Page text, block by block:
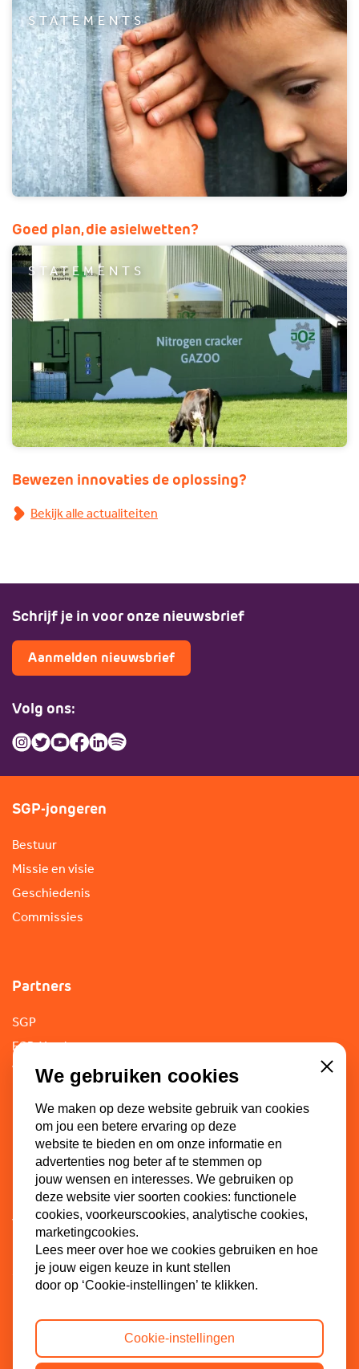
STATEMENTS
Goed plan, die asielwetten?
STATEMENTS
Bewezen innovaties de oplossing?
Bekijk alle actualiteiten
Schrijf je in voor onze nieuwsbrief
Aanmelden nieuwsbrief
Volg ons:
SGP-jongeren
Bestuur
Missie en visie
Geschiedenis
Commissies
Partners
SGP
ECP-Youth
WI-SGP
Doe mee
Lid worden
Vacatures
Doneren
Sponsoren
We gebruiken cookies
We maken op deze website gebruik van cookies
om jou een betere ervaring op deze
website te bieden en om onze informatie en
advertenties nog beter af te stemmen op
jouw wensen en interesses. We gebruiken op
deze website vier soorten cookies: functionele
cookies, voorkeurscookies, analytische cookies,
marketingcookies.
Lees meer over hoe we cookies gebruiken en hoe
je jouw eigen keuze in kunt stellen
door op ‘Cookie-instellingen’ te klikken.
Close
Cookie-instellingen